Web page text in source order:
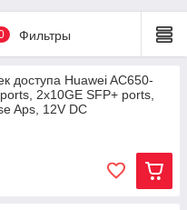
Фильтры
доступа Huawei AC650-
2x10GE SFP+ ports,
Aps, 12V DC